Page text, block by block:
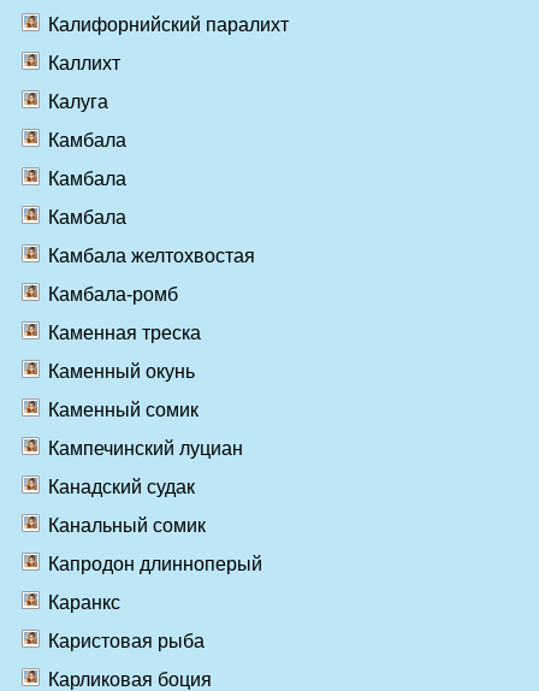
Калифорнийский паралихт
Каллихт
Калуга
Камбала
Камбала
Камбала
Камбала желтохвостая
Камбала-ромб
Каменная треска
Каменный окунь
Каменный сомик
Кампечинский луциан
Канадский судак
Канальный сомик
Капродон длинноперый
Каранкс
Каристовая рыба
Карликовая боция